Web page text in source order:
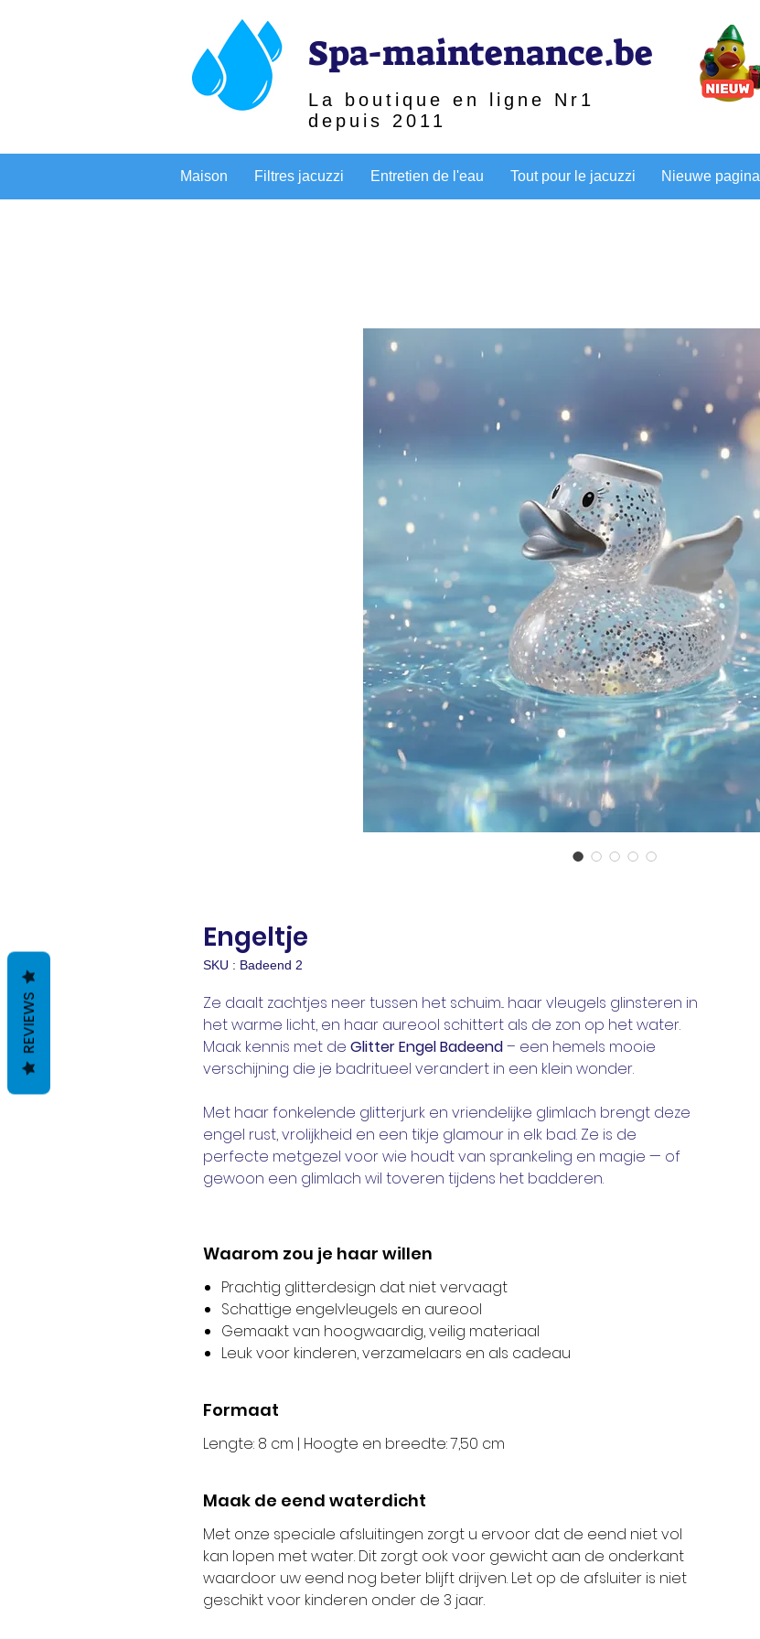
Spa-maintenance.be
La boutique en ligne Nr1
depuis 2011
Maison Filtres jacuzzi Entretien de l'eau Tout pour le jacuzzi Nieuwe pagina
Engeltje
SKU : Badeend 2
Ze daalt zachtjes neer tussen het schuim... haar vleugels glinsteren in
het warme licht, en haar aureool schittert als de zon op het water.
Maak kennis met de Glitter Engel Badeend– een hemels mooie
verschijning die je badritueel verandert in een klein wonder.
Met haar fonkelende glitterjurk en vriendelijke glimlach brengt deze
engel rust, vrolijkheid en een tikje glamour in elk bad. Ze is de
perfecte metgezel voor wie houdt van sprankeling en magie — of
gewoon een glimlach wil toveren tijdens het badderen.
Waarom zou je haar willen
Prachtig glitterdesign dat niet vervaagt
Schattige engelvleugels en aureool
Gemaakt van hoogwaardig, veilig materiaal
Leuk voor kinderen, verzamelaars en als cadeau
Formaat
Lengte: 8 cm | Hoogte en breedte: 7,50 cm
Maak de eend waterdicht
Met onze speciale afsluitingen zorgt u ervoor dat de eend niet vol
kan lopen met water. Dit zorgt ook voor gewicht aan de onderkant
waardoor uw eend nog beter blijft drijven. Let op de afsluiter is niet
geschikt voor kinderen onder de 3 jaar.
REVIEWS